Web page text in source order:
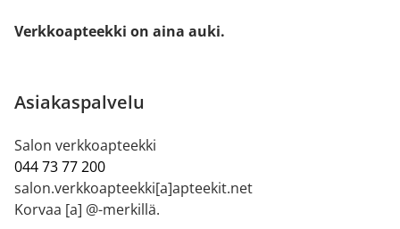
Verkkoapteekki on aina auki.
Asiakaspalvelu
Salon verkkoapteekki
044 73 77 200
salon.verkkoapteekki[a]apteekit.net
Korvaa [a] @-merkillä.